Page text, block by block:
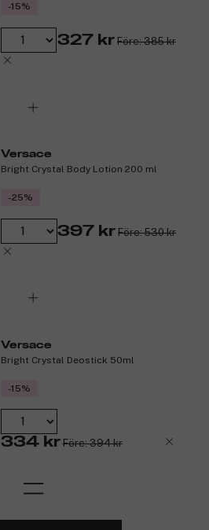
-15%
327 kr Före: 385 kr
Versace
Bright Crystal Body Lotion 200 ml
-25%
397 kr Före: 530 kr
Versace
Bright Crystal Deostick 50ml
-15%
334 kr Före: 394 kr